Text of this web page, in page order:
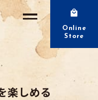
Online
Store
楽しめる